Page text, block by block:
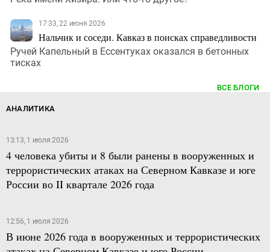
17:33, 22 июня 2026
Нальчик и соседи. Кавказ в поисках справедливости
Ручей Капельный в Ессентуках оказался в бетонных
тисках
ВСЕ БЛОГИ
АНАЛИТИКА
13:13, 1 июля 2026
4 человека убиты и 8 были ранены в вооруженных и
террористических атаках на Северном Кавказе и юге
России во II квартале 2026 года
12:56, 1 июля 2026
В июне 2026 года в вооруженных и террористических